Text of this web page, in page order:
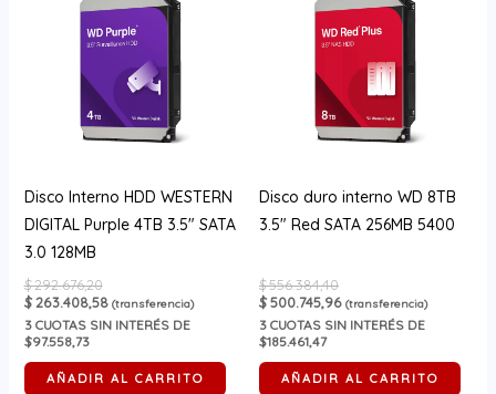
Disco Interno HDD WESTERN
DIGITAL Purple 4TB 3.5″ SATA
3.0 128MB
$292.676,20
$263.408,58 (transferencia)
3CUOTAS SIN INTERÉS DE
$97.558,73
AÑADIR AL CARRITO
Disco duro interno WD 8TB
3.5″ Red SATA 256MB 5400
$556.384,40
$500.745,96 (transferencia)
3 CUOTAS SIN INTERÉS DE
$185.461,47
AÑADIR AL CARRITO